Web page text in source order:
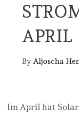
APRIL
By Aljoscha
Im April hat